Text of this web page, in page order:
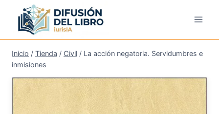
contenido
Inicio / Tienda / Civil / La acción negatoria. Servidumbres e
inmisiones